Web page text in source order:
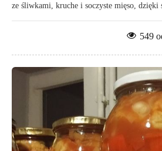
ze śliwkami, kruche i soczyste mięso, dzięki
549